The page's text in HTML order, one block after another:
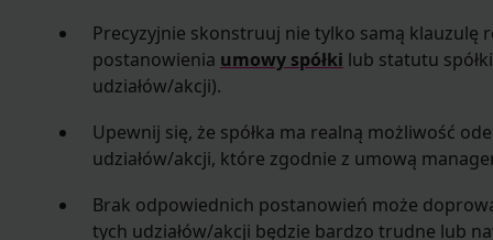
Precyzyjnie skonstruuj nie tylko samą klauzulę
postanowienia umowy spółki lub statutu
udziałów/akcji).
Upewnij się, że spółka ma realną możliwość
udziałów/akcji, które zgodnie z umową
Brak odpowiednich postanowień może
tych udziałów/akcji będzie bardzo trudne lub